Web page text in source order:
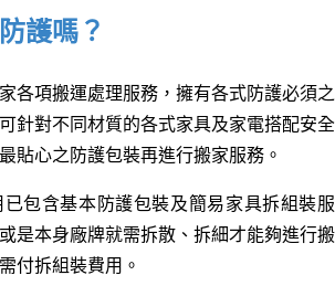
護嗎？
各項搬運處理服務，擁有各式防護必須之
針對不同材質的各式家具及家電搭配安全
貼心之防護包裝再進行搬家服務。
包含基本防護包裝及簡易家具拆組裝服
是本身廠牌就需拆散、拆細才能夠進行搬
付拆組裝費用。